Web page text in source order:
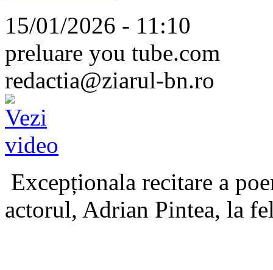
15/01/2026 - 11:10
preluare you tube.com
redactia@ziarul-bn.ro
Excepționala recitare a
actorul, Adrian Pintea, la